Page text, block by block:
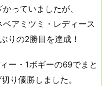
っていましたが、
アミツミ・レディース
りの2勝目を達成 ！
ー・1ボギーの69でまと
り優勝 しました。